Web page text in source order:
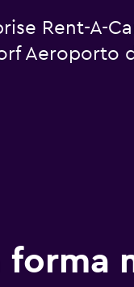
Rent-A-
Aeroporto
forma